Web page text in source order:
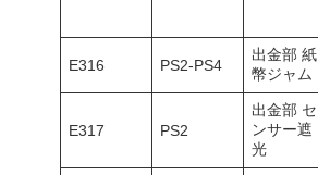
E316 PS2-PS4
出金部 紙
幣ジャム
E317 PS2
出金部 セ
ンサー遮
光